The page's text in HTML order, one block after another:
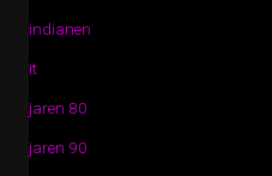
indianen
it
jaren 80
jaren 90